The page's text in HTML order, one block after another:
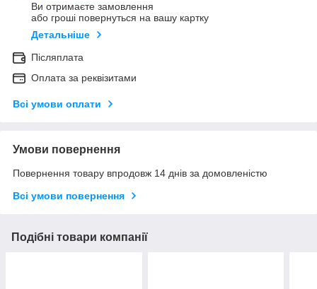
Ви отримаєте замовлення
або гроші повернуться на вашу картку
Детальніше
Післяплата
Оплата за реквізитами
Всі умови оплати
Умови повернення
Повернення товару впродовж 14 днів за домовленістю
Всі умови повернення
Подібні товари компанії